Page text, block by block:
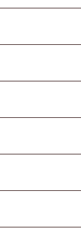
ングテーブル
ブル
タンド